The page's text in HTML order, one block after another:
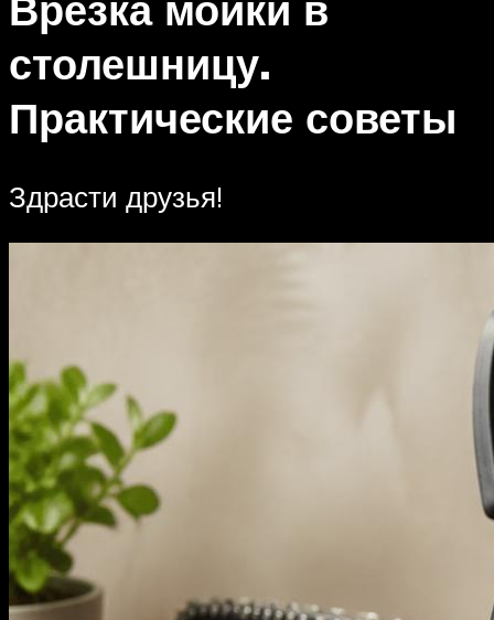
столешницу.
Практические советы
Здрасти друзья!